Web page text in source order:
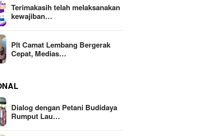
Terimakasih telah melaksanakan
kewajiban…
Plt Camat Lembang Bergerak
Cepat, Medias…
Dialog dengan Petani Budidaya
Rumput Lau…